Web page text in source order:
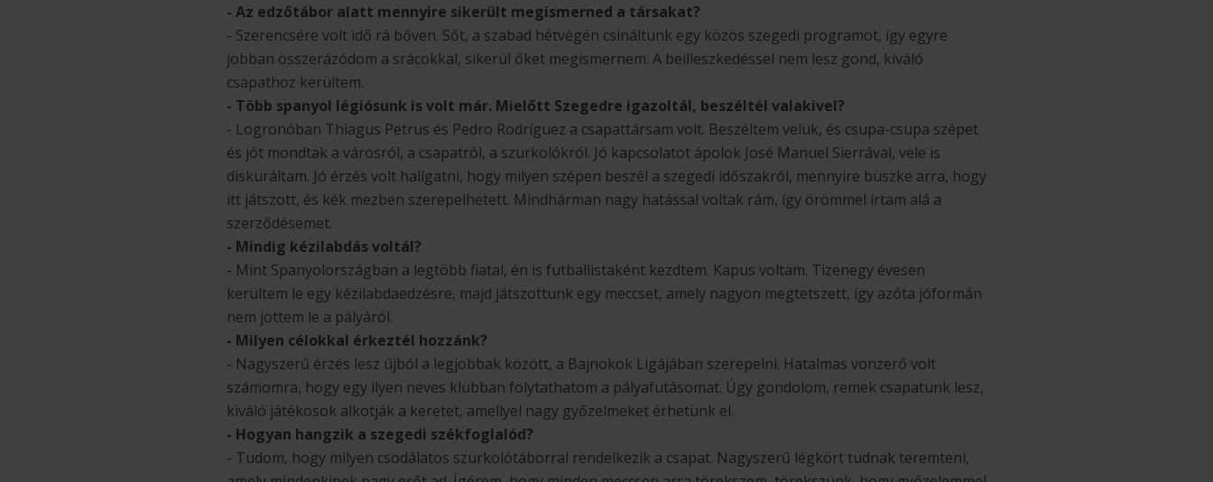
- Az edzőtábor alatt mennyire sikerült megismerned a társakat?
- Szerencsére volt idő rá bőven. Sőt, a szabad hétvégén csináltunk egy közös szegedi programot, így egyre
jobban összerázódom a srácokkal, sikerül őket megismernem. A beilleszkedéssel nem lesz gond, kiváló
csapathoz kerültem.
- Több spanyol légiósunk is volt már. Mielőtt Szegedre igazoltál, beszéltél valakivel?
- Logronóban Thiagus Petrus és Pedro Rodríguez a csapattársam volt. Beszéltem velük, és csupa-csupa szépet
és jót mondtak a városról, a csapatról, a szurkolókról. Jó kapcsolatot ápolok José Manuel Sierrával, vele is
diskuráltam. Jó érzés volt hallgatni, hogy milyen szépen beszél a szegedi időszakról, mennyire büszke arra, hogy
itt játszott, és kék mezben szerepelhetett. Mindhárman nagy hatással voltak rám, így örömmel írtam alá a
szerződésemet.
- Mindig kézilabdás voltál?
- Mint Spanyolországban a legtöbb fiatal, én is futballistaként kezdtem. Kapus voltam. Tizenegy évesen
kerültem le egy kézilabdaedzésre, majd játszottunk egy meccset, amely nagyon megtetszett, így azóta jóformán
nem jöttem le a pályáról.
- Milyen célokkal érkeztél hozzánk?
- Nagyszerű érzés lesz újból a legjobbak között, a Bajnokok Ligájában szerepelni. Hatalmas vonzerő volt
számomra, hogy egy ilyen neves klubban folytathatom a pályafutásomat. Úgy gondolom, remek csapatunk lesz,
kiváló játékosok alkotják a keretet, amellyel nagy győzelmeket érhetünk el.
- Hogyan hangzik a szegedi székfoglalód?
- Tudom, hogy milyen csodálatos szurkolótáborral rendelkezik a csapat. Nagyszerű légkört tudnak teremteni,